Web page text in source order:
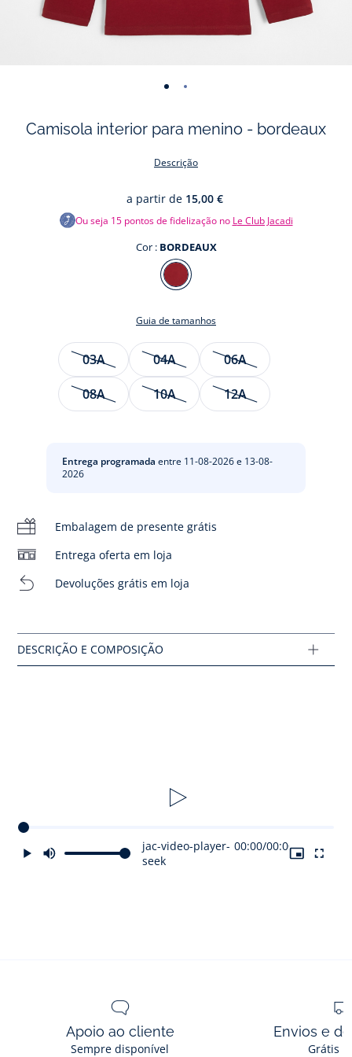
-
01 02
Camisola interior para menino - bordeaux
Descrição
a partir de 15,00 €
Ou seja 15pontos de fidelização no Le Club Jacadi
Cor : BORDEAUX
Cor
BORDEAUX
Guia de tamanhos
Tamanho
03A 04A
06A
08A
10A 12A
Entrega programada entre 11-08-2026 e 13-08-
2026
Embalagem de presente grátis
Entrega oferta em loja
Devoluções grátis em loja
Os meninos ficarão bem aquecidos com esta camisola
interior. Em algodão orgânico tem como acessório o
logótipo Jacadi no peito, podem vesti-la sozinha com um
- Algodão orgânico
Composição :
Ref : 2019415
jac-video-player-
seek
00:00/00:00
Apoio ao cliente
Sempre disponível
Envios e
Grátis